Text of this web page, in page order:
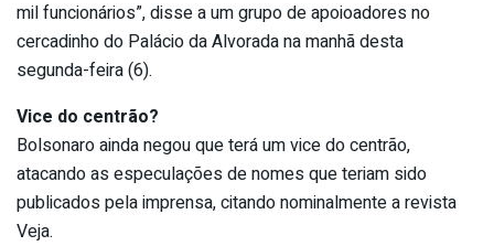
mil funcionários”, disse a um grupo de apoioadores no
cercadinho do Palácio da Alvorada na manhã desta
segunda-feira (6).
Vice do centrão?
Bolsonaro ainda negou que terá um vice do centrão,
atacando as especulações de nomes que teriam sido
publicados pela imprensa, citando nominalmente a revista
Veja.